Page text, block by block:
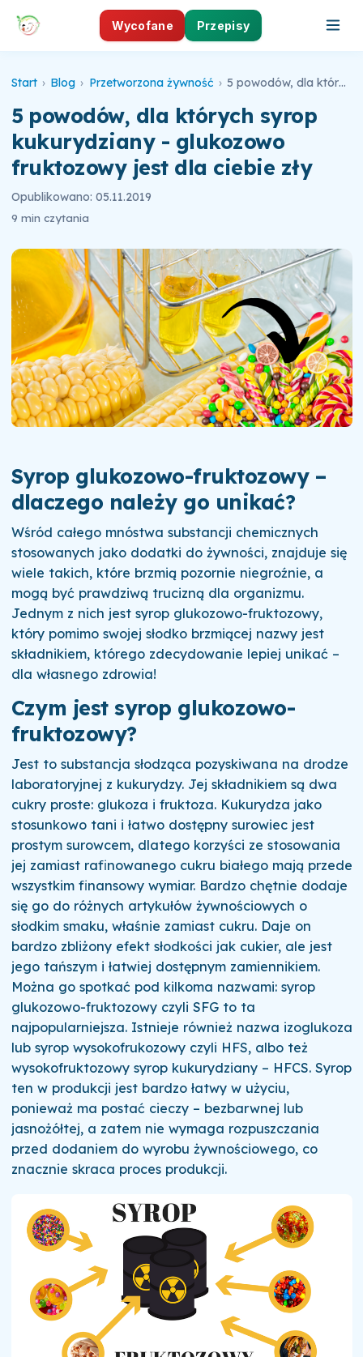
Wycofane Przepisy
Start › Blog › Przetworzona żywność › 5 powodów, dla których syrop kukurydziany - glukozowo fruktozowy jest dla ciebie zły
5 powodów, dla których syrop
kukurydziany - glukozowo
fruktozowy jest dla ciebie zły
Opublikowano: 05.11.2019
9 min czytania
Syrop glukozowo-fruktozowy –
dlaczego należy go unikać?
Wśród całego mnóstwa substancji chemicznych
stosowanych jako dodatki do żywności, znajduje się
wiele takich, które brzmią pozornie niegroźnie, a
mogą być prawdziwą trucizną dla organizmu.
Jednym z nich jest syrop glukozowo-fruktozowy,
który pomimo swojej słodko brzmiącej nazwy jest
składnikiem, którego zdecydowanie lepiej unikać –
dla własnego zdrowia!
Czym jest syrop glukozowo-
fruktozowy?
Jest to substancja słodząca pozyskiwana na drodze
laboratoryjnej z kukurydzy. Jej składnikiem są dwa
cukry proste: glukoza i fruktoza. Kukurydza jako
stosunkowo tani i łatwo dostępny surowiec jest
prostym surowcem, dlatego korzyści ze stosowania
jej zamiast rafinowanego cukru białego mają przede
wszystkim finansowy wymiar. Bardzo chętnie dodaje
się go do różnych artykułów żywnościowych o
słodkim smaku, właśnie zamiast cukru. Daje on
bardzo zbliżony efekt słodkości jak cukier, ale jest
jego tańszym i łatwiej dostępnym zamiennikiem.
Można go spotkać pod kilkoma nazwami: syrop
glukozowo-fruktozowy czyli SFG to ta
najpopularniejsza. Istnieje również nazwa izoglukoza
lub syrop wysokofrukozowy czyli HFS, albo też
wysokofruktozowy syrop kukurydziany – HFCS. Syrop
ten w produkcji jest bardzo łatwy w użyciu,
ponieważ ma postać cieczy – bezbarwnej lub
jasnożółtej, a zatem nie wymaga rozpuszczania
przed dodaniem do wyrobu żywnościowego, co
znacznie skraca proces produkcji.